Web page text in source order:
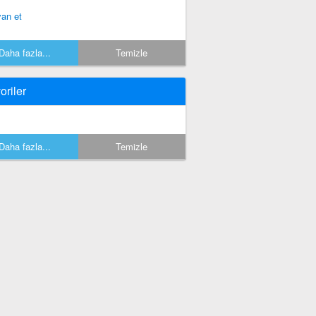
et
Daha fazla... Temizle
Daha fazla... Temizle